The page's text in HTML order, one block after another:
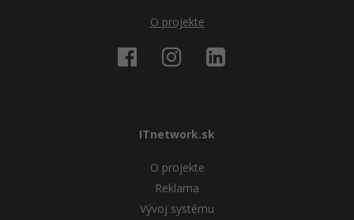
O projekte
ITnetwork.sk
O projekte
Reklama
Vývoj systému